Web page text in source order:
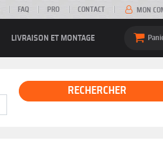
FAQ PRO CONTACT MON
LIVRAISON ET MONTAGE
RECHERCHER